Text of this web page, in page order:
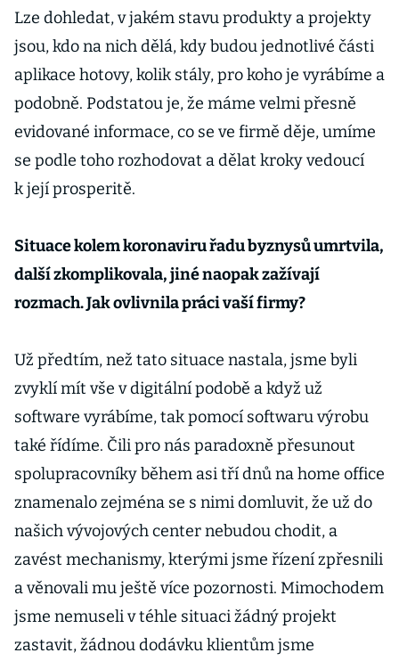
Lze dohledat, v jakém stavu produkty a projekty
jsou, kdo na nich dělá, kdy budou jednotlivé části
aplikace hotovy, kolik stály, pro koho je vyrábíme a
podobně. Podstatou je, že máme velmi přesně
evidované informace, co se ve firmě děje, umíme
se podle toho rozhodovat a dělat kroky vedoucí
k její prosperitě.
Situace kolem koronaviru řadu byznysů umrtvila,
další zkomplikovala, jiné naopak zažívají
rozmach. Jak ovlivnila práci vaší firmy?
Už předtím, než tato situace nastala, jsme byli
zvyklí mít vše v digitální podobě a když už
software vyrábíme, tak pomocí softwaru výrobu
také řídíme. Čili pro nás paradoxně přesunout
spolupracovníky během asi tří dnů na home office
znamenalo zejména se s nimi domluvit, že už do
našich vývojových center nebudou chodit, a
zavést mechanismy, kterými jsme řízení zpřesnili
a věnovali mu ještě více pozornosti. Mimochodem
jsme nemuseli v téhle situaci žádný projekt
zastavit, žádnou dodávku klientům jsme